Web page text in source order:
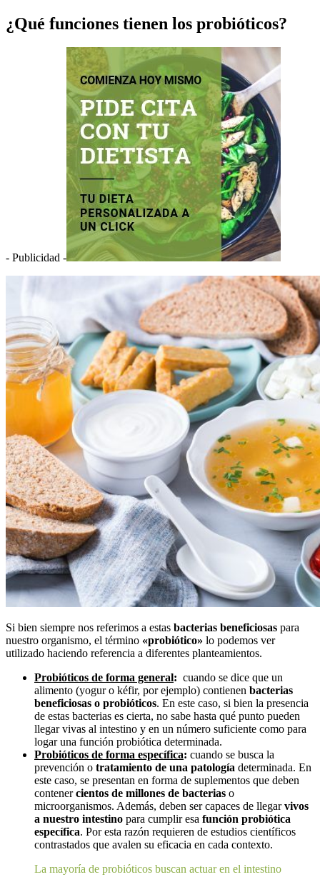
¿Qué funciones tienen los probióticos?
- Publicidad -
Si bien siempre nos referimos a estas bacterias beneficiosas para
nuestro organismo, el término «probiótico» lo podemos ver
utilizado haciendo referencia a diferentes planteamientos.
Probióticos de forma general: cuando se dice que un
alimento (yogur o kéfir, por ejemplo) contienen bacterias
beneficiosas o probióticos. En este caso, si bien la presencia
de estas bacterias es cierta, no sabe hasta qué punto pueden
llegar vivas al intestino y en un número suficiente como para
logar una función probiótica determinada.
Probióticos de forma específica: cuando se busca la
prevención o tratamiento de una patología determinada. En
este caso, se presentan en forma de suplementos que deben
contenercientos de millones de bacterias o
microorganismos. Además, deben ser capaces de llegarvivos
a nuestro intestino para cumplir esa función probiótica
específica. Por esta razón requieren de estudios científicos
contrastados que avalen su eficacia en cada contexto.
La mayoría de probióticos buscan actuar en el intestino